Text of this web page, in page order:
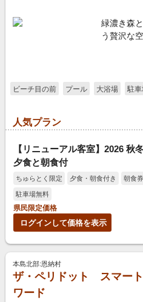
緑濃き森
う贅沢な空
ビーチ目の前 プール 大浴場 駐
人気プラン
【リニューアル客室】2026 秋
夕食と朝食付
ちゅらとく限定 夕食・朝食付き 朝食
駐車場無料
県民限定価格
ログインして価格を表示
本島北部:恩納村
ザ・ペリドット スマー
ワード